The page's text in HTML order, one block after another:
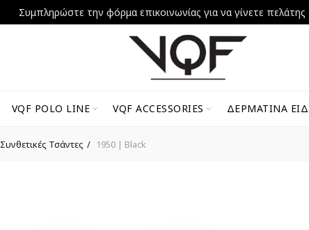
VQF POLO LINE VQF ACCESSORIES ΔΕΡΜΆΤΙΝΑ
Συνθετικές Τσάντες 1950 | Black
Συμπληρώστε την φόρμα επικοινωνίας για να γίνετε πελάτης